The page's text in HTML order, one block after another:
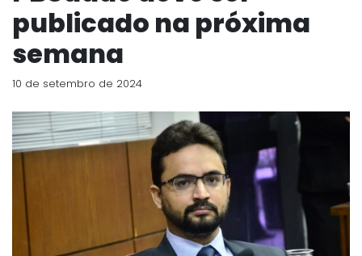
publicado na próxima
semana
10 de setembro de 2024